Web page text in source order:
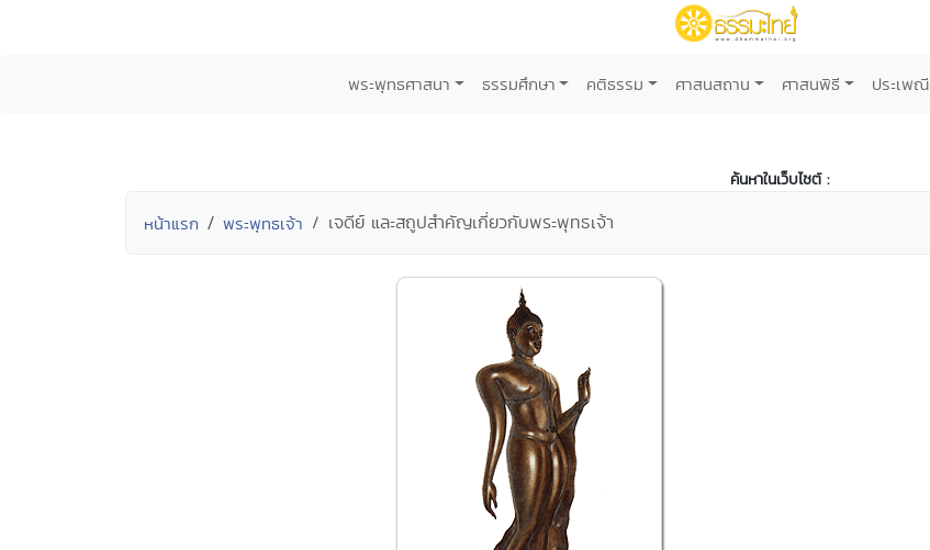
พระพุทธศาสนา ธรรมศึกษา คติธรรม ศาสนสถาน ศาสนพิธี ประเพณี
ค้นหาในเว็บไซต์ :
หน้าแรก พระพุทธเจ้า เจดีย์ และสถูปสำคัญเกี่ยวกับพระพุทธเจ้า